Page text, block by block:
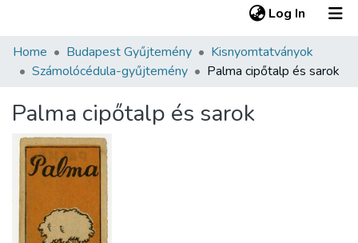
Log In (current)
Communities & Collections
Statistics
About us
Home Budapest Gyűjtemény
Kisnyomtatványok
Számolócédula-gyűjtemény
Palma cipőtalp és sarok
Palma cipőtalp és sarok